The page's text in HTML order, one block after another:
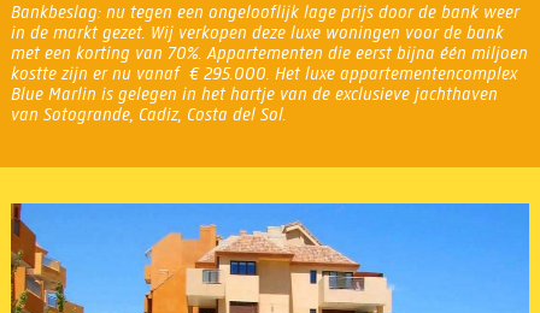
Bankbeslag: nu tegen een ongelooflijk lage prijs door de bank weer
in de markt gezet. Wij verkopen deze luxe woningen voor de bank
met een korting van 70%. Appartementen die eerst bijna één miljoen
kostte zijn er nu vanaf € 295.000. Het luxe appartementencomplex
Blue Marlin is gelegen in het hartje van de exclusieve jachthaven
van Sotogrande, Cadiz, Costa del Sol.